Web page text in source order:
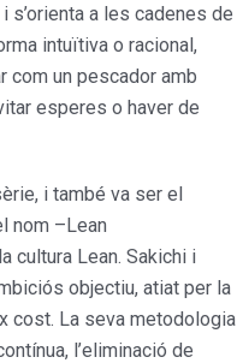
a les cadenes de
intuïtiva o racional,
com un pescador amb
esperes o haver de
i també va ser el
nom –Lean
cultura Lean. Sakichi i
objectiu, atiat per la
cost. La seva metodologia
l’eliminació de